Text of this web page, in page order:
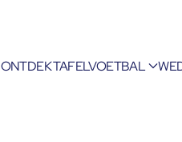
ONTDEK TAFELVOETBAL